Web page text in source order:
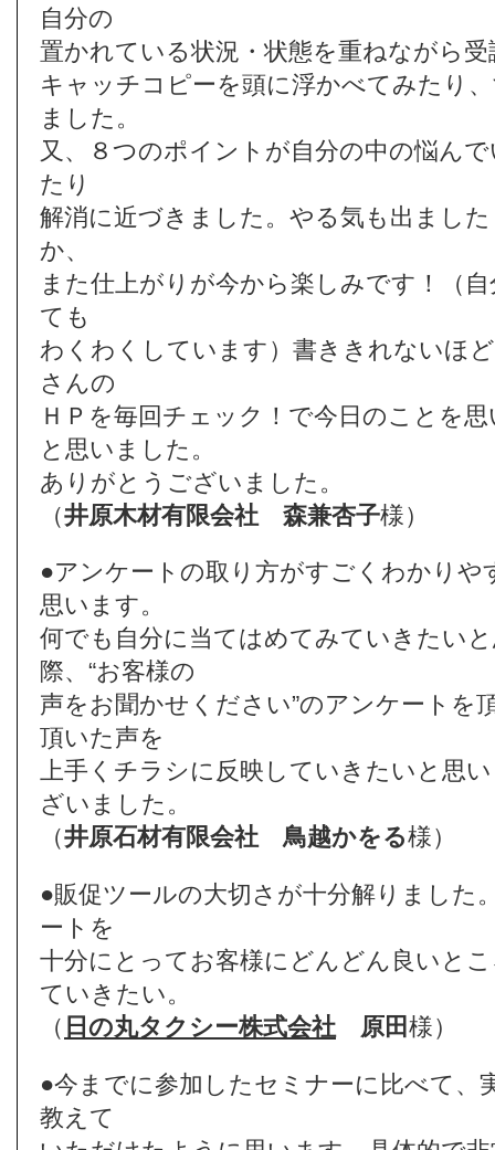
自分の
置かれている状況・状態を重ねながら
キャッチコピーを頭に浮かべてみたり
ました。
又、８つのポイントが自分の中の悩ん
たり
解消に近づきました。やる気も出まし
か、
また仕上がりが今から楽しみです！（
ても
わくわくしています）書ききれないほ
さんの
ＨＰを毎回チェック！で今日のことを
と思いました。
ありがとうございました。
（井原木材有限会社 森兼杏子様）
●アンケートの取り方がすごくわかりや
思います。
何でも自分に当てはめてみていきたい
際、“お客様の
声をお聞かせください”のアンケートを
頂いた声を
上手くチラシに反映していきたいと思
ざいました。
（井原石材有限会社 鳥越かをる様）
●販促ツールの大切さが十分解りました
ートを
十分にとってお客様にどんどん良いと
ていきたい。
（ 日の丸タクシー株式会社 原田 様）
●今までに参加したセミナーに比べて、
教えて